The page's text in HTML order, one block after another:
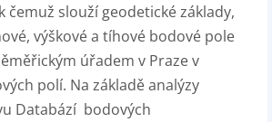
čemuž slouží geodetické základy,
výškové a tíhové bodové pole
úřadem v Praze v
polí. Na základě analýzy
Databází bodových